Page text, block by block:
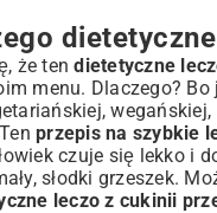
że tendietetyczne
menu. Dlaczego?
przepis na szybkie
czuje się lekko i
słodki grzeszek.
leczo z cukinii